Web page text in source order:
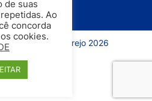
| InfoVarejo 2026
de suas
Ao
concorda
cookies.